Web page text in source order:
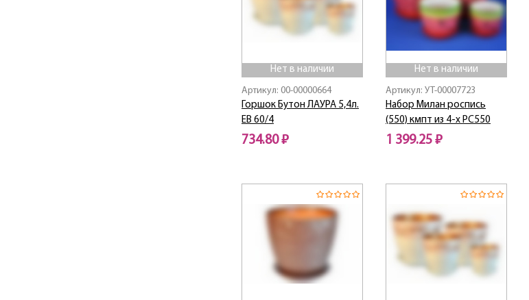
Нет в наличии
Артикул: 00-00000664
Горшок Бутон ЛАУРА 5,4л.
ЕВ 60/4
734.80 ₽
Нет в наличии
Артикул: УТ-00007723
Набор Милан роспись
(550) кмпт из 4-х РС550
1 399.25 ₽